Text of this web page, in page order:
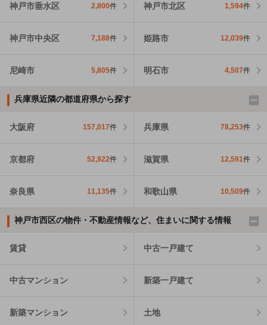
神戸市垂水区 2,800件 神戸市北区 1,594件
神戸市中央区 7,188件 姫路市 12,039件
尼崎市 5,805件 明石市 4,507件
兵庫県近隣の都道府県から探す
大阪府 157,017件 兵庫県 78,253件
京都府 52,922件 滋賀県 12,591件
奈良県 11,135件 和歌山県 10,509件
神戸市西区の物件・不動産情報など、住まいに関する情報
賃貸 中古一戸建て
中古マンション 新築一戸建て
新築マンション 土地